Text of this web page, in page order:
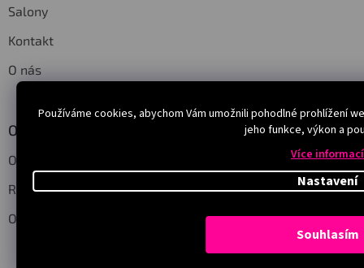
Používáme cookies, abychom Vám umožnili pohodlné prohlížení
jeho funkce, výkon a
Více informací
Nastavení
Souhlasím
Salony
Kontakt
O nás
Obchodní podmínky
Ochrana osobních údajů
Reklamace a vrácení
Obchodní podmínky